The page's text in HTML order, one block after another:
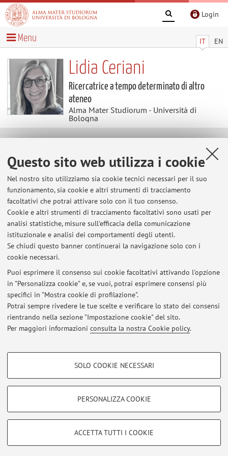
Questo sito web utilizza i cookie
Nel nostro sito utilizziamo sia cookie tecnici necessari per il suo
funzionamento, sia cookie e altri strumenti di tracciamento
facoltativi che potrai attivare solo con il tuo consenso.
Cookie e altri strumenti di tracciamento facoltativi sono usati per
analisi statistiche, misure sull'efficacia della comunicazione
istituzionale e analisi dei comportamenti degli utenti.
Se chiudi questo banner continuerai la navigazione solo con i
cookie necessari.
Puoi esprimere il consenso sui cookie facoltativi attivando l'opzione
in "Personalizza cookie" e, se vuoi, potrai esprimere consensi più
specifici in "Mostra cookie di profilazione".
Potrai sempre rivedere le tue scelte e verificare lo stato dei consensi
rientrando nella sezione "Impostazione cookie" del sito.
Per maggiori informazioni consulta la nostra Cookie policy.
COOKIE DI PROFILAZIONE - FACOLTATIVI
COOKIE TECNICI - NECESSARI
Si tratta di cookie tecnici utilizzati, a titolo esemplificativo, per il corretto
SOLO COOKIE NECESSARI
PERSONALIZZA COOKIE
ACCETTA TUTTI I COOKIE
Login
IT EN
Menu
Lidia Ceriani
Ricercatrice a tempo determinato di altro
ateneo
Alma Mater Studiorum - Università di
Bologna
Parole chiave: Disuguaglianza Povertà Politiche
Pubbliche
Distribuzione del reddito
Il benessere multidimensionale
Le discontinuità dello Stato
La concentrazione della ricchezza
Definizione e analisi della classe media
Ultimi avvisi
Al momento non sono presenti avvisi.
Area riservata
Accedi tramiteloginper gestire tutti i contenuti del sito.
Zamboni, 33 - 40126 Bologna - Partita IVA: 01131710376